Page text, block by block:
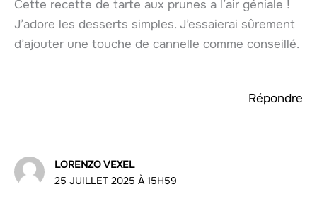
Cette recette de tarte aux prunes a l’air géniale !
J’adore les desserts simples. J’essaierai sûrement
d’ajouter une touche de cannelle comme conseillé.
Répondre
LORENZO VEXEL
25 JUILLET 2025 À 15H59